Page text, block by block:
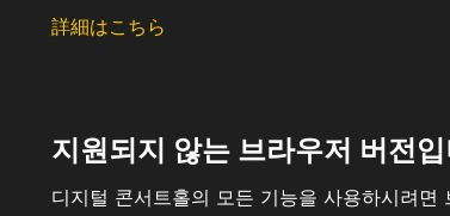
詳細はこちら
지원되지 않는 브라우저 버전
디지털 콘서트홀의 모든 기능을 사용하시려